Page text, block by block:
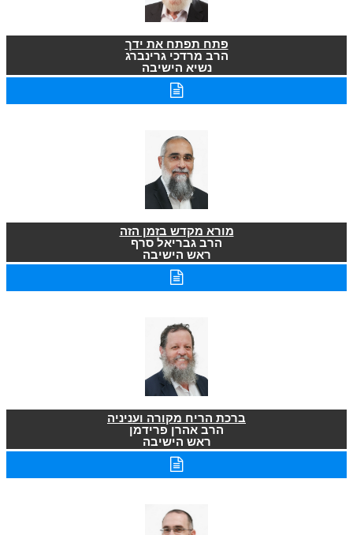
פתח תפתח את ידך
הרב מרדכי גרינברג
נשיא הישיבה
מורא מקדש בזמן הזה
הרב גבריאל סרף
ראש הישיבה
ברכת הריח מקורה ועניניה
הרב אהרן פרידמן
ראש הישיבה